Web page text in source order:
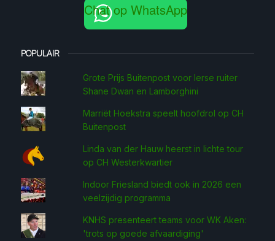
Chat op WhatsApp
POPULAIR
Grote Prijs Buitenpost voor Ierse ruiter
Shane Dwan en Lamborghini
Marriët Hoekstra speelt hoofdrol op CH
Buitenpost
Linda van der Hauw heerst in lichte tour
op CH Westerkwartier
Indoor Friesland biedt ook in 2026 een
veelzijdig programma
KNHS presenteert teams voor WK Aken:
'trots op goede afvaardiging'